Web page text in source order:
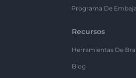
Programa De
Recursos
Herramientas De
Blog